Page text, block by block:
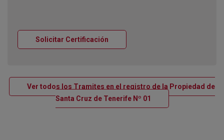
Solicitar Certificación
Ver todos los Tramites en el registro de la Propiedad de
Santa Cruz de Tenerife Nº 01 Ventana nueva